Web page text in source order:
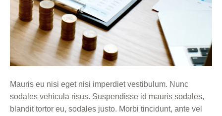
Mauris eu nisi eget nisi imperdiet vestibulum. Nunc
sodales vehicula risus. Suspendisse id mauris sodales,
blandit tortor eu, sodales justo. Morbi tincidunt, ante vel